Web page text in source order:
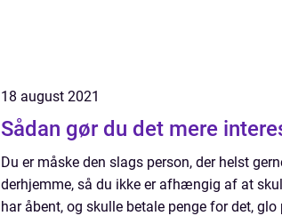
18 august 2021
Sådan gør du det mere
Du er måske den slags person, der helst
derhjemme, så du ikke er afhængig af at
har åbent, og skulle betale penge for det, glo